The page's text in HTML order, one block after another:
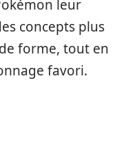
leur
concepts plus
forme, tout en
favori.